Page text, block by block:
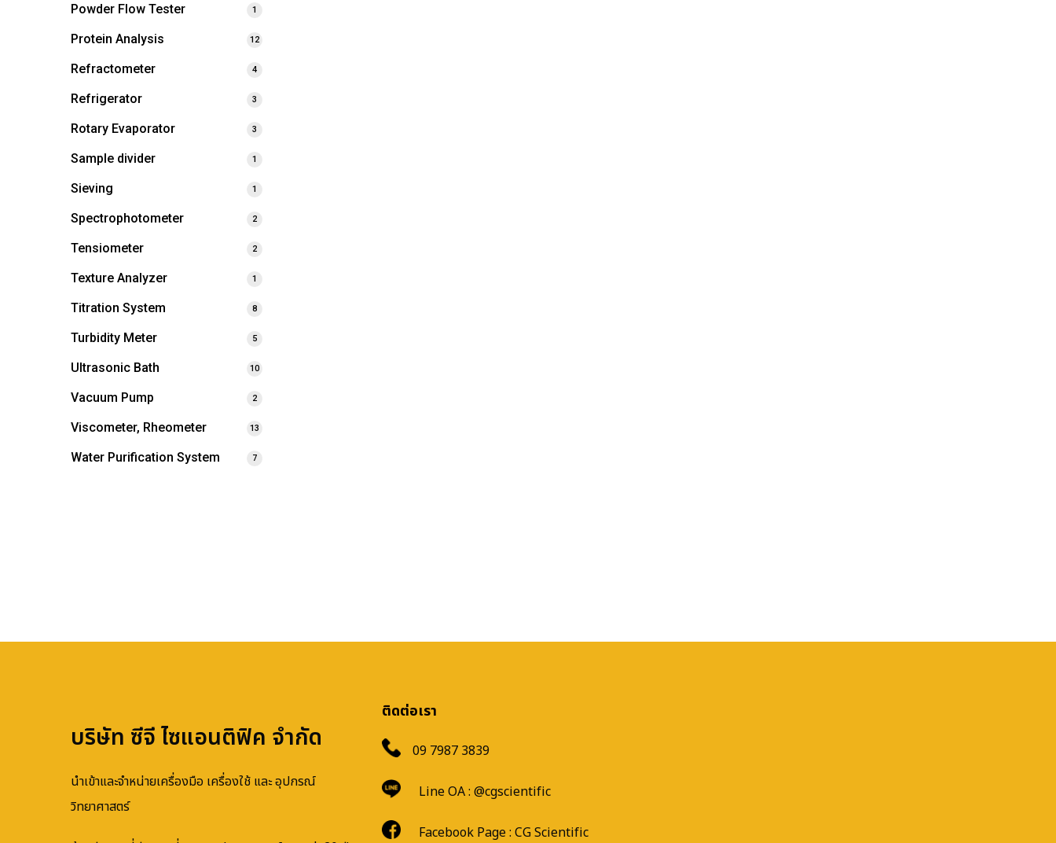
Powder Flow Tester 1
Protein Analysis 12
Refractometer 4
Refrigerator 3
Rotary Evaporator 3
Sample divider 1
Sieving 1
Spectrophotometer 2
Tensiometer 2
Texture Analyzer 1
Titration System 8
Turbidity Meter 5
Ultrasonic Bath 10
Vacuum Pump 2
Viscometer, Rheometer 13
Water Purification System 7
บริษัท ซีจี ไซแอนติฟิค จำกัด
นำเข้าและจำหน่ายเครื่องมือ เครื่องใช้ และ อุปกรณ์
วิทยาศาสตร์
ติดต่อเรา
09 7987 3839
Line OA : @cgscientific
Facebook Page : CG Scientific